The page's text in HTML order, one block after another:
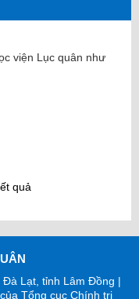
viện Lục quân như
quả
Lạt, tỉnh Lâm Đồng |
Tổng cục Chính trị